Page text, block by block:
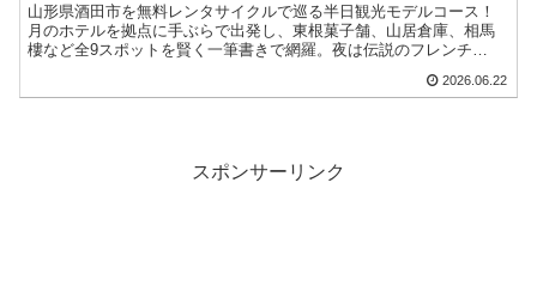
山形県酒田市を無料レンタサイクルで巡る半日観光モデルコース！
月のホテルを拠点に手ぶらで出発し、東根菓子舗、山居倉庫、相馬
樓など全9スポットを賢く一筆書きで網羅。夜は伝説のフレンチ
2026.06.22
スポンサーリンク